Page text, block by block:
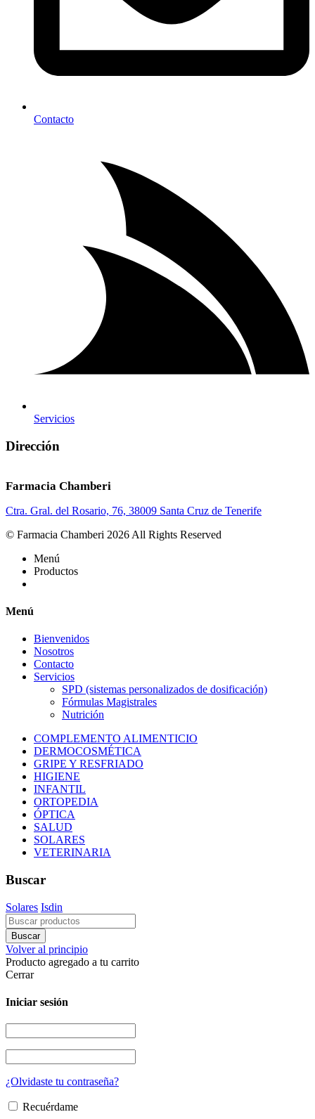
Contacto
Servicios
Dirección
Farmacia Chamberi
Ctra. Gral. del Rosario, 76, 38009 Santa Cruz de Tenerife
© Farmacia Chamberi 2026 All Rights Reserved
Menú
Productos
Menú
Bienvenidos
Nosotros
Contacto
Servicios
SPD (sistemas personalizados de dosificación)
Fórmulas Magistrales
Nutrición
COMPLEMENTO ALIMENTICIO
DERMOCOSMÉTICA
GRIPE Y RESFRIADO
HIGIENE
INFANTIL
ORTOPEDIA
ÓPTICA
SALUD
SOLARES
VETERINARIA
Buscar
Solares Isdin
Volver al principio
Producto agregado a tu carrito
Cerrar
Iniciar sesión
¿Olvidaste tu contraseña?
Recuérdame